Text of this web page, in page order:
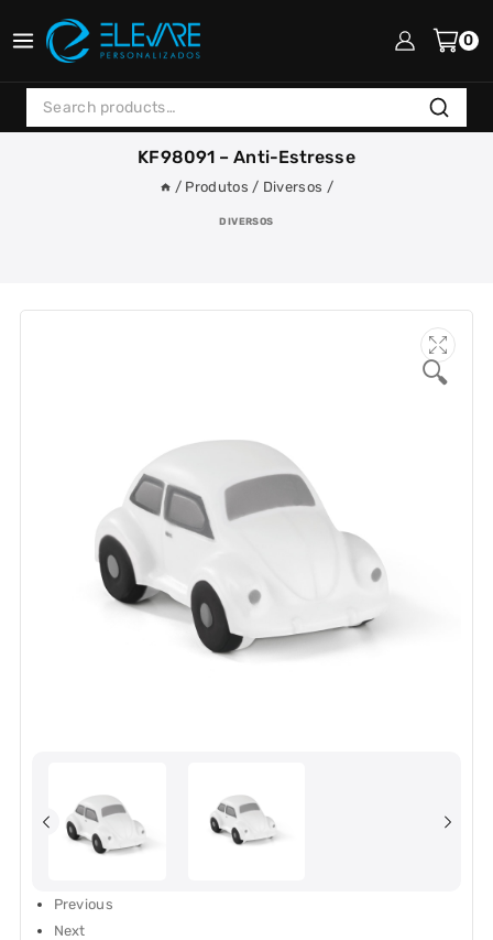
to
0
Search
for:
Search
KF98091 – Anti-Estresse
/ Produtos / Diversos /
DIVERSOS
🔍
Previous
Next